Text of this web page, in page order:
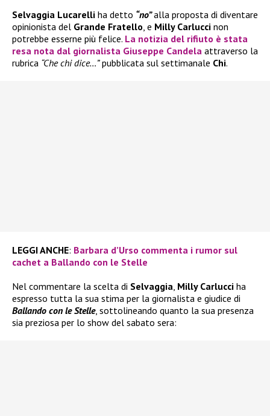
Selvaggia Lucarelli ha detto “no”alla proposta di diventare
opinionista del Grande Fratello, e Milly Carlucci non
potrebbe esserne più felice. La notizia del rifiuto è stata
resa nota dal giornalista Giuseppe Candela attraverso la
rubrica “Che chi dice…”pubblicata sul settimanale Chi.
LEGGI ANCHE: Barbara d’Urso commenta i rumor sul
cachet a Ballando con le Stelle
Nel commentare la scelta di Selvaggia, Milly Carlucci ha
espresso tutta la sua stima per la giornalista e giudice di
Ballando con le Stelle, sottolineando quanto la sua presenza
sia preziosa per lo show del sabato sera: